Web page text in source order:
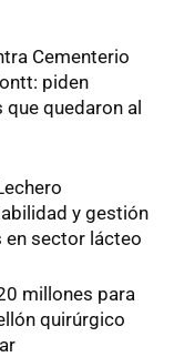
Cementerio
piden
quedaron al
y gestión
sector lácteo
millones para
quirúrgico